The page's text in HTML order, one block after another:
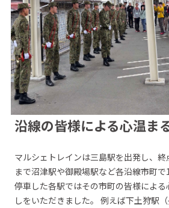
沿線の皆様による心温ま
マルシェトレインは三島駅を出発し、
まで沼津駅や御殿場駅など各沿線市町で
停車した各駅ではその市町の皆様によ
しをいただきました。 例えば下土狩駅